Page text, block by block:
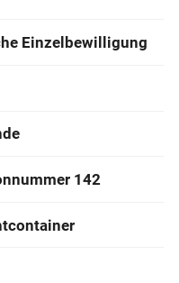
Einzelbewilligung
142